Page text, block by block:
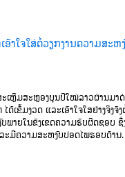
ອົາໃຈໃສ່ຕໍ່ວຽກງານຄວາມສະຫ
ເຫຼີມສະຫຼອງບຸນປີໃໝ່ລາວຜ່ານມາດ່
ດ້ເຂັ້ມງວດ ແລະເອົາໃຈໃສຢ່າງຈິງຈັ
ພາຍໃນຂົງເຂດຄວາມຮັບຜິດຊອບ ຊຶ່
ະມີຄວາມສະຫງົບປອດໄພຮອບດ້ານ.